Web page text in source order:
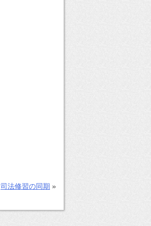
司法修習の同期 »